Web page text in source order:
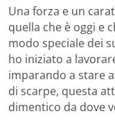
Una forza e un
quella che è oggi e
modo speciale dei
ho iniziato a
imparando a stare
di scarpe, questa
dimentico da dove